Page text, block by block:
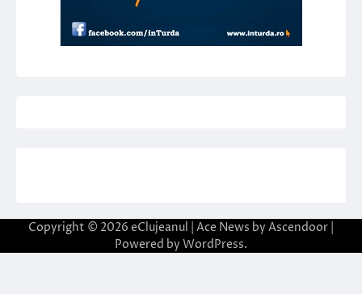
Copyright © 2026 eClujeanul | Ace News by Ascendoor
Powered by WordPress.